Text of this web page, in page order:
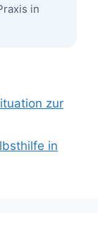
in
zur
in